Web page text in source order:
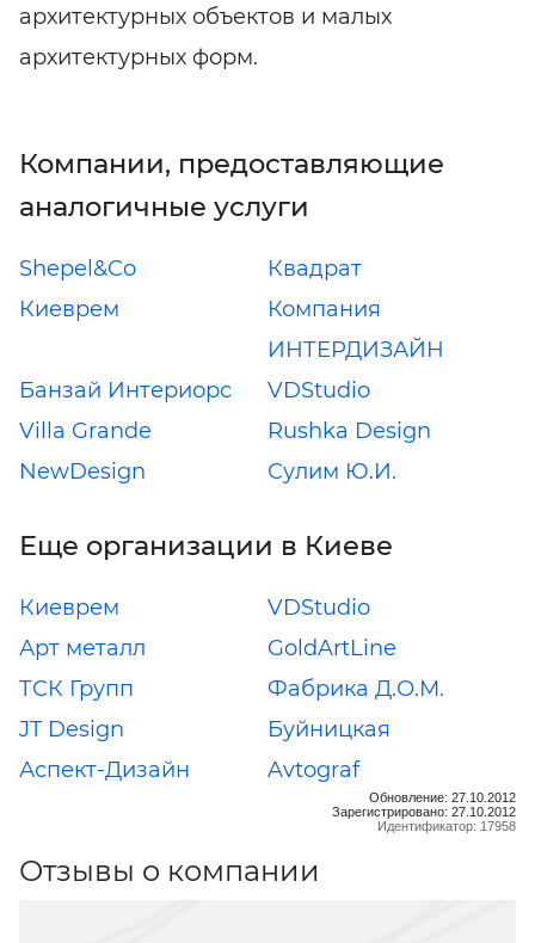
архитектурных объектов и малых
архитектурных форм.
Компании, предоставляющие
аналогичные услуги
Shepel&Co
Квадрат
Киеврем
Компания
ИНТЕРДИЗАЙН
Банзай Интериорс
VDStudio
Villa Grande
Rushka Design
NewDesign
Сулим Ю.И.
Еще организации в Киеве
Киеврем
VDStudio
Арт металл
GoldArtLine
ТСК Групп
Фабрика Д.О.М.
JT Design
Буйницкая
Аспект-Дизайн
Avtograf
Обновление: 27.10.2012
Зарегистрировано: 27.10.2012
Идентификатор: 17958
Отзывы о компании